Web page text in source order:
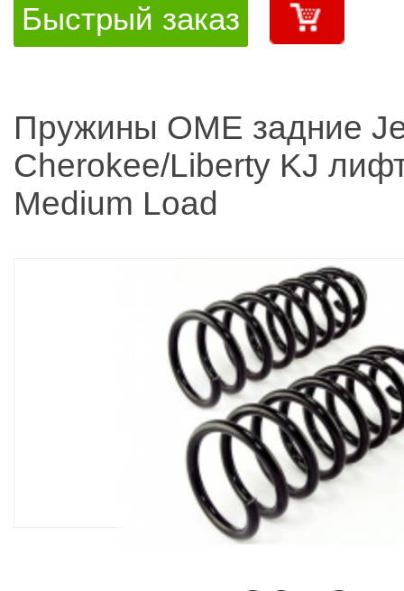
Быстрый заказ
Пружины OME задние
Cherokee/Liberty KJ
Medium Load